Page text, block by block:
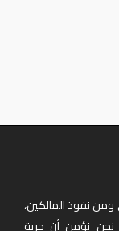
نفوذ المالكين،
نحن نؤمن أن حرية